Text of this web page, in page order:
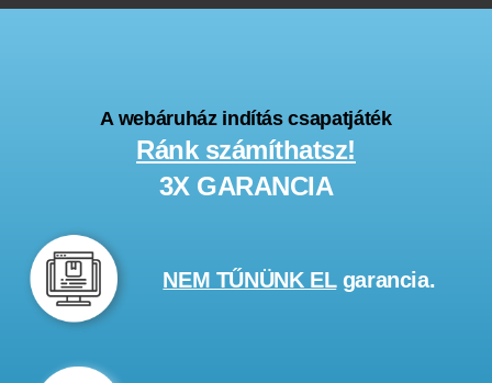
A webáruház indítás csapatjáték
Ránk számíthatsz!
3X GARANCIA
NEM TŰNÜNK ELgarancia.